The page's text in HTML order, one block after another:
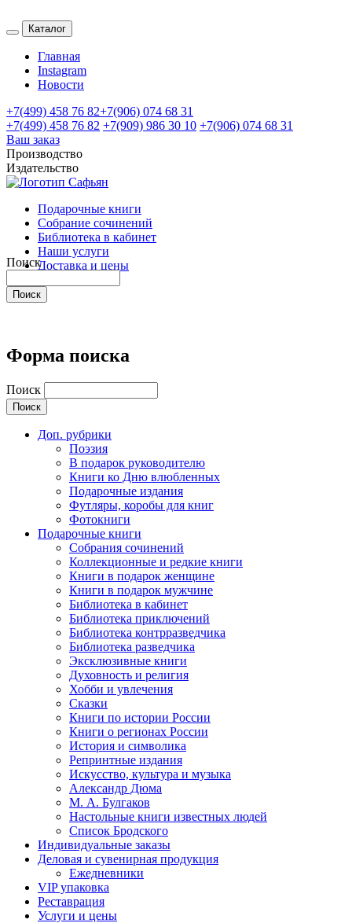
Каталог
Главная
Instagram
Новости
+7(499) 458 76 82+7(906) 074 68 31
+7(499) 458 76 82 +7(909) 986 30 10 +7(906) 074 68 31
Ваш заказ
Производство
Издательство
Подарочные книги
Собрание сочинений
Библиотека в кабинет
Наши услуги
Доставка и цены
Поиск
Форма поиска
Поиск
Доп. рубрики
Поэзия
В подарок руководителю
Книги ко Дню влюбленных
Подарочные издания
Футляры, коробы для книг
Фотокниги
Подарочные книги
Собрания сочинений
Коллекционные и редкие книги
Книги в подарок женщине
Книги в подарок мужчине
Библиотека в кабинет
Библиотека приключений
Библиотека контрразведчика
Библиотека разведчика
Эксклюзивные книги
Духовность и религия
Хобби и увлечения
Сказки
Книги по истории России
Книги о регионах России
История и символика
Репринтные издания
Искусство, культура и музыка
Александр Дюма
М. А. Булгаков
Настольные книги известных людей
Список Бродского
Индивидуальные заказы
Деловая и сувенирная продукция
Ежедневники
VIP упаковка
Реставрация
Услуги и цены